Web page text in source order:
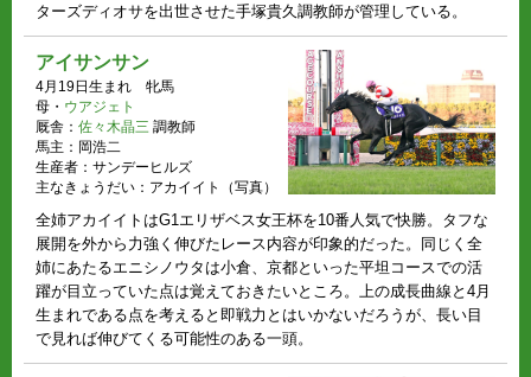
ターズディオサを出世させた手塚貴久調教師が管理している。
アイサンサン
4月19日生まれ 牝馬
母・ ウアジェト
厩舎： 佐々木晶三 調教師
馬主：岡浩二
生産者：サンデーヒルズ
主なきょうだい：アカイイト（写真）
全姉アカイイトはG1エリザベス女王杯を10番人気で快勝。タフな
展開を外から力強く伸びたレース内容が印象的だった。同じく全
姉にあたるエニシノウタは小倉、京都といった平坦コースでの活
躍が目立っていた点は覚えておきたいところ。上の成長曲線と4月
生まれである点を考えると即戦力とはいかないだろうが、長い目
で見れば伸びてくる可能性のある一頭。